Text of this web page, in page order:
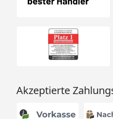
Akzeptierte